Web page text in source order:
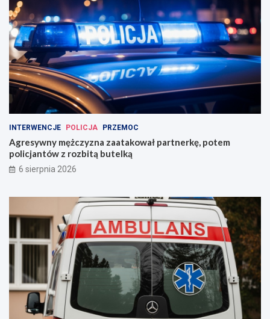
INTERWENCJE POLICJA PRZEMOC
Agresywny mężczyzna zaatakował partnerkę, potem
policjantów z rozbitą butelką
6 sierpnia 2026